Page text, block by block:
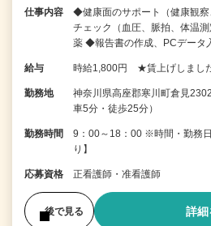
仕事内容
◆健康面のサポート（健康観
チェック（血圧、脈拍、体温
薬 ◆報告書の作成、PCデータ
給与 時給1,800円 ★賃上げしまし
勤務地
神奈川県高座郡寒川町倉見
車5分・徒歩25分）
勤務時間
9：00～18：00 ※時間・勤務
り】
応募資格 正看護師・准看護師
後で見る 詳細